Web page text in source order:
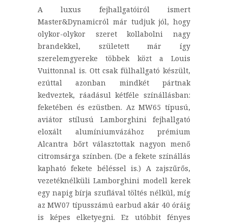
A luxus fejhallgatóiról ismert
Master&Dynamicról már tudjuk jól, hogy
olykor-olykor szeret kollabolni nagy
brandekkel, született már így
szerelemgyereke többek közt a Louis
Vuittonnal is. Ott csak fülhallgató készült,
ezúttal azonban mindkét pártnak
kedveztek, ráadásul kétféle színállásban:
feketében és ezüstben. Az MW65 típusú,
aviátor stílusú Lamborghini fejhallgató
eloxált alumíniumvázához prémium
Alcantra bőrt választottak nagyon menő
citromsárga színben. (De a fekete színállás
kapható fekete béléssel is.) A zajszűrős,
vezetéknélküli Lamborghini modell kerek
egy napig bírja szuflával töltés nélkül, míg
az MW07 típusszámú earbud akár 40 óráig
is képes elketyegni. Ez utóbbit fényes